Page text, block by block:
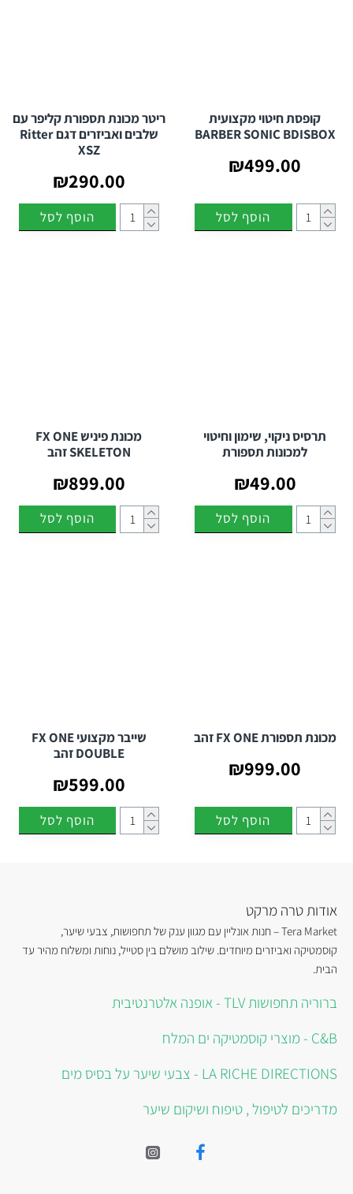
קופסת חיטוי מקצועית
BARBER SONIC BDISBOX
₪499.00
הוסף לסל
ריטר מכונת תספורת קליפר עם
שלבים ואביזרים דגם Ritter
XSZ
₪290.00
הוסף לסל
תרסיס ניקוי, שימון וחיטוי
למכונות תספורת
₪49.00
הוסף לסל
מכונת פיניש FX ONE
SKELETON זהב
₪899.00
הוסף לסל
מכונת תספורת FX ONE זהב
₪999.00
הוסף לסל
שייבר מקצועי FX ONE
DOUBLE זהב
₪599.00
הוסף לסל
אודות טרה מרקט
Tera Market – חנות אונליין עם מגוון ענק של תחפושות, צבעי שיער,
קוסמטיקה ואביזרים מיוחדים. שילוב מושלם בין סטייל, נוחות ומשלוח מהיר עד
הבית.
ברוריה תחפושות TLV - אופנה אלטרנטיבית
C&B - מוצרי קוסמטיקה ים המלח
LA RICHE DIRECTIONS - צבעי שיער על בסיס מים
מדריכים לטיפול , טיפוח ושיקום שיער